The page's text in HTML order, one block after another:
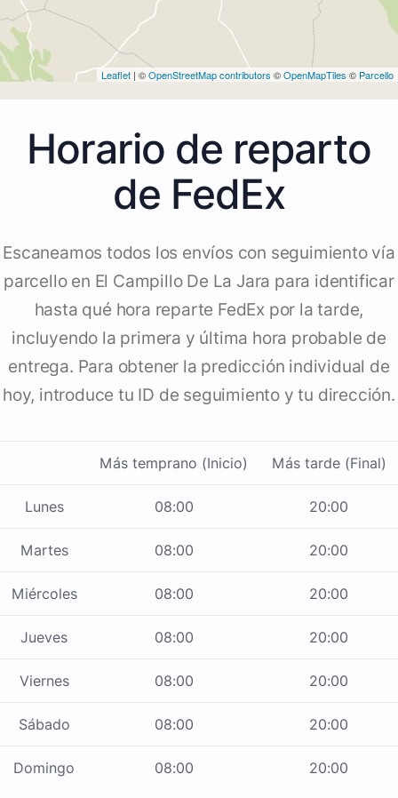
Leaflet | ©OpenStreetMap contributors ©OpenMapTiles © Parcello
Horario de reparto
de FedEx
Escaneamos todos los envíos con seguimiento vía
parcello en El Campillo De La Jara para identificar
hasta qué hora reparte FedEx por la tarde,
incluyendo la primera y última hora probable de
entrega. Para obtener la predicción individual de
hoy, introduce tu ID de seguimiento y tu dirección.
Más temprano (Inicio) Más tarde (Final)
Lunes 08:00 20:00
Martes 08:00 20:00
Miércoles 08:00 20:00
Jueves 08:00 20:00
Viernes 08:00 20:00
Sábado 08:00 20:00
Domingo 08:00 20:00